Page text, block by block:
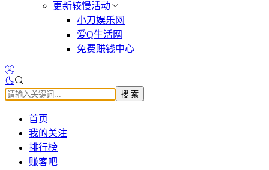
更新较慢活动
小刀娱乐网
爱Q生活网
免费赚钱中心
搜 索
首页
我的关注
排行榜
赚客吧